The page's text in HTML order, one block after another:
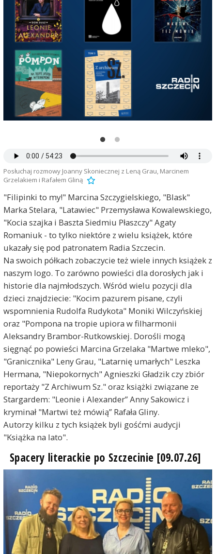
Posłuchaj rozmowy Joanny Skoniecznej z Leną Grau, Marcinem
Grzelakiem i Rafałem Gliną
"Filipinki to my!" Marcina Szczygielskiego, "Blask"
Marka Stelara, "Latawiec" Przemysława Kowalewskiego,
"Kocia szajka i Baszta Siedmiu Płaszczy" Agaty
Romaniuk - to tylko niektóre z wielu książek, które
ukazały się pod patronatem Radia Szczecin.
Na swoich półkach zobaczycie też wiele innych książek z
naszym logo. To zarówno powieści dla dorosłych jak i
historie dla najmłodszych. Wśród wielu pozycji dla
dzieci znajdziecie: "Kocim pazurem pisane, czyli
wspomnienia Rudolfa Rudykota" Moniki Wilczyńskiej
oraz "Pompona na tropie upiora w filharmonii
Aleksandry Brambor-Rutkowskiej. Dorośli mogą
sięgnąć po powieści Marcina Grzelaka "Martwe mleko",
"Granicznika" Leny Grau, "Latarnię umarłych" Leszka
Hermana, "Niepokornych" Agnieszki Gładzik czy zbiór
reportaży "Z Archiwum Sz." oraz książki związane ze
Stargardem: "Leonie i Alexander” Anny Sakowicz i
kryminał "Martwi też mówią” Rafała Gliny.
Autorzy kilku z tych książek byli gośćmi audycji
"Książka na lato".
Spacery literackie po Szczecinie [09.07.26]